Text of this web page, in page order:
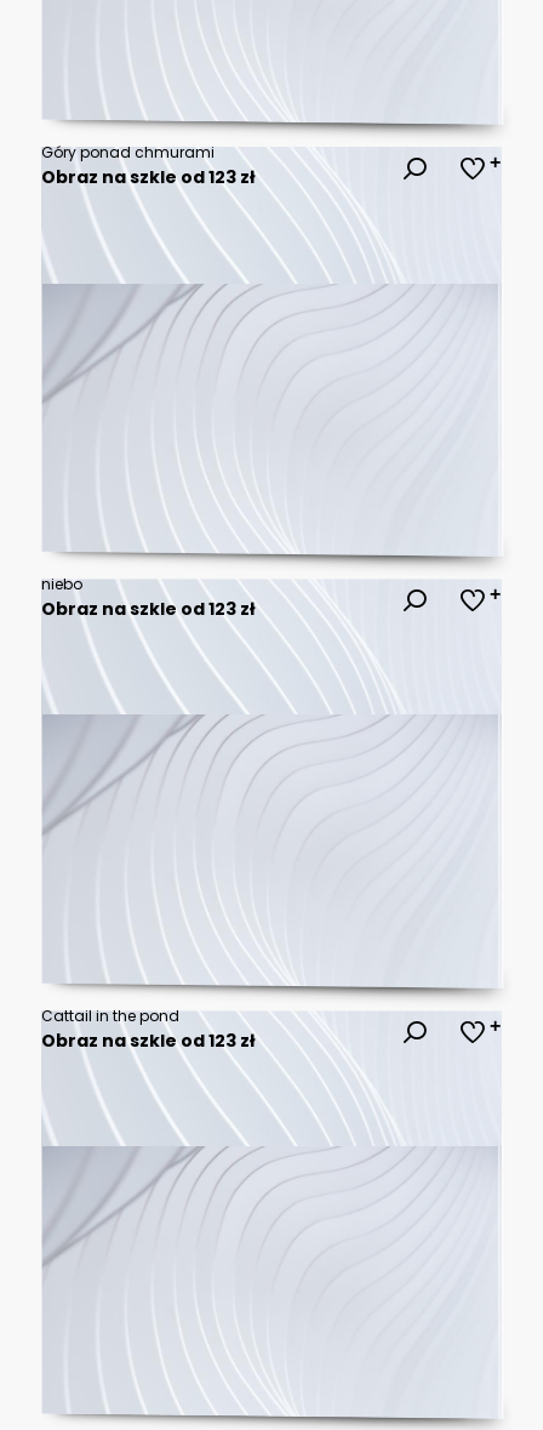
Góry ponad chmurami
Obraz na szkle od 123 zł
niebo
Obraz na szkle od 123 zł
Cattail in the pond
Obraz na szkle od 123 zł